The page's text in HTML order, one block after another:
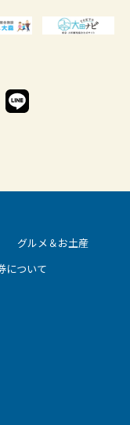
グルメ＆お土産
について